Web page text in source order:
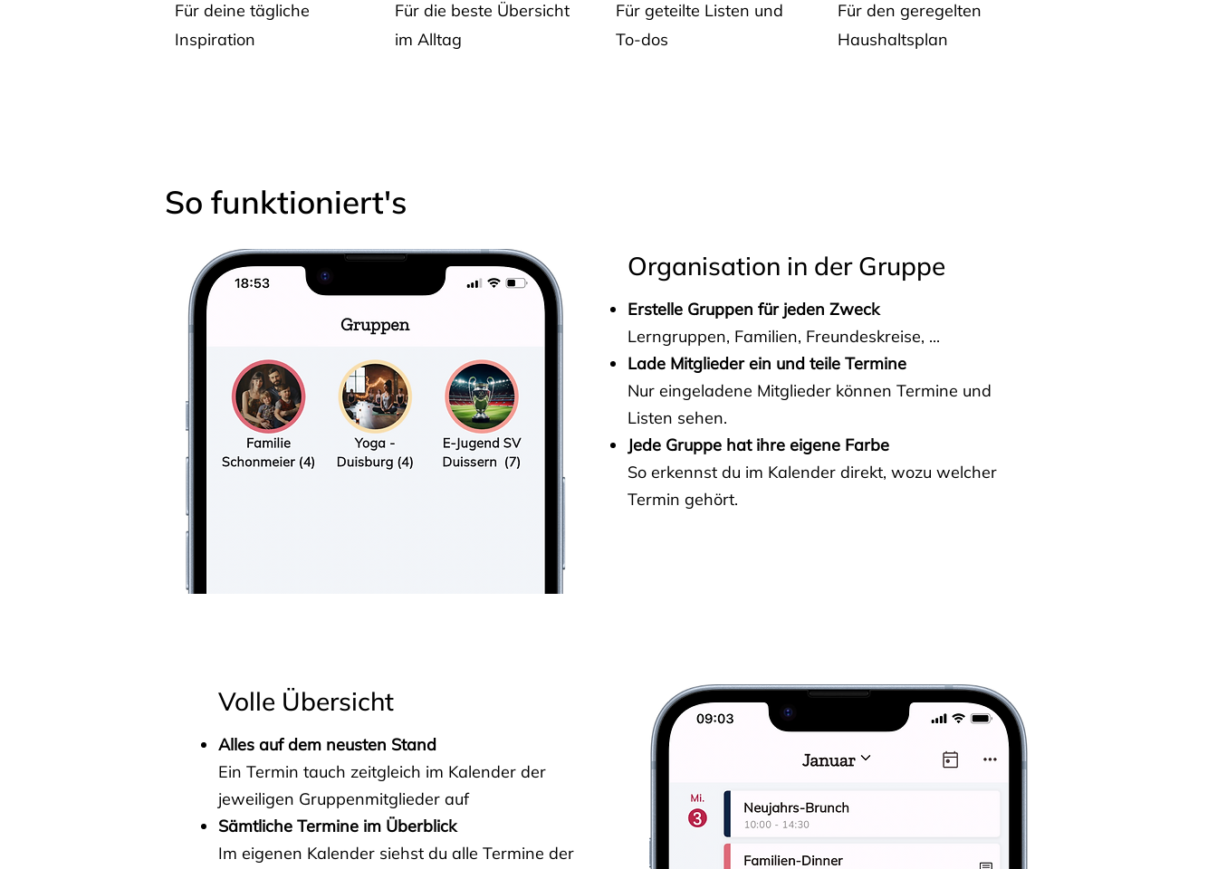
Für deine tägliche
Inspiration
Für die beste Übersicht
im Alltag
Für geteilte Listen und
To-dos
Für den geregelten
Haushaltsplan
So funktioniert's
Organisation in der Gruppe
Erstelle Gruppen für jeden Zweck
Lerngruppen, Familien, Freundeskreise, ...
Lade Mitglieder ein und teile Termine
Nur eingeladene Mitglieder können Termine und
Listen sehen.
Jede Gruppe hat ihre eigene Farbe
So erkennst du im Kalender direkt, wozu welcher
Termin gehört.
Volle Übersicht
Alles auf dem neusten Stand
Ein Termin tauch zeitgleich im Kalender der
jeweiligen Gruppenmitglieder auf
Sämtliche Termine im Überblick
Im eigenen Kalender siehst du alle Termine der